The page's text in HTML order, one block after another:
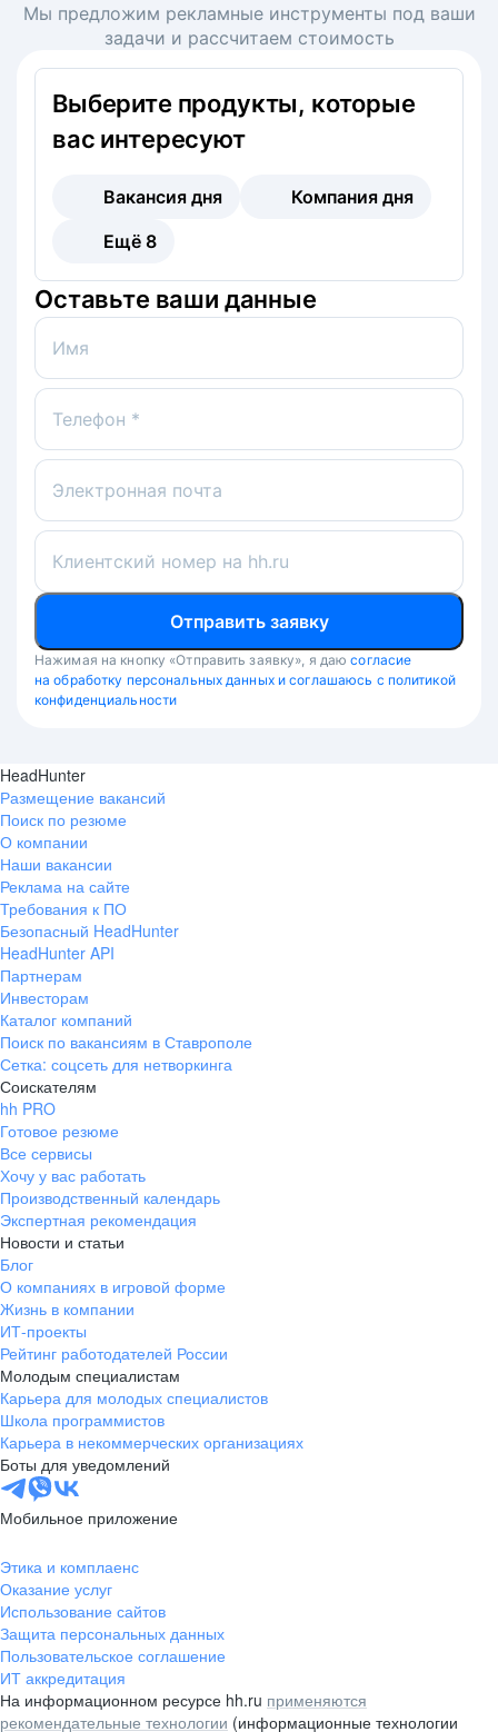
Мы предложим рекламные инструменты под ваши
задачи и рассчитаем стоимость
Выберите продукты, которые
вас интересуют
Вакансия дня
Компания дня
Ещё 8
Оставьте ваши данные
Имя
Телефон *
Электронная почта
Клиентский номер на hh.ru
Отправить заявку
Нажимая на кнопку «Отправить заявку», я даю согласие
на обработку персональных данных и соглашаюсь с политикой
конфиденциальности
HeadHunter
Размещение вакансий
Поиск по резюме
О компании
Наши вакансии
Реклама на сайте
Требования к ПО
Безопасный HeadHunter
HeadHunter API
Партнерам
Инвесторам
Каталог компаний
Поиск по вакансиям в Ставрополе
Сетка: соцсеть для нетворкинга
Соискателям
hh PRO
Готовое резюме
Все сервисы
Хочу у вас работать
Производственный календарь
Экспертная рекомендация
Новости и статьи
Блог
О компаниях в игровой форме
Жизнь в компании
ИТ-проекты
Рейтинг работодателей России
Молодым специалистам
Карьера для молодых специалистов
Школа программистов
Карьера в некоммерческих организациях
Боты для уведомлений
Мобильное приложение
Этика и комплаенс
Оказание услуг
Использование сайтов
Защита персональных данных
Пользовательское соглашение
ИТ аккредитация
На информационном ресурсе hh.ru применяются
рекомендательные технологии (информационные технологии